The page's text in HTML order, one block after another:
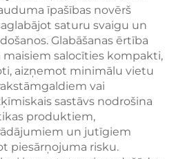
īpašības novērš
saturu svaigu un
Glabāšanas ērtība
salocīties kompakti,
aizņemot minimālu vietu
vai
sastāvs nodrošina
produktiem,
un jutīgiem
piesārņojuma risku.